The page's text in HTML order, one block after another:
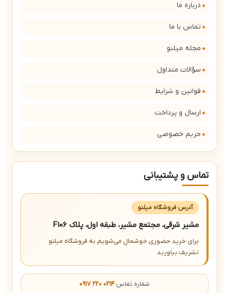
درباره ما
تماس با ما
مجله میلنو
سؤالات متداول
قوانین و شرایط
ارسال و پرداخت
حریم خصوصی
تماس و پشتیبانی
آدرس فروشگاه میلنو
مشیر شرقی، مجتمع مشیر، طبقه اول، پلاک F106
برای خرید حضوری خوشحال می‌شویم به فروشگاه میلنو
تشریف بیاورید.
شماره تماس:۰۹۱۷ ۲۲۰ ۰۲۱۴